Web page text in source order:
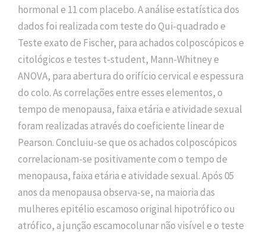
hormonal e 11 com placebo. A análise estatística dos
dados foi realizada com teste do Qui-quadrado e
Teste exato de Fischer, para achados colposcópicos e
citológicos e testes t-student, Mann-Whitney e
ANOVA, para abertura do orifício cervical e espessura
do colo. As correlações entre esses elementos, o
tempo de menopausa, faixa etária e atividade sexual
foram realizadas através do coeficiente linear de
Pearson. Concluiu-se que os achados colposcópicos
correlacionam-se positivamente com o tempo de
menopausa, faixa etária e atividade sexual. Após 05
anos da menopausa observa-se, na maioria das
mulheres epitélio escamoso original hipotrófico ou
atrófico, a junção escamocolunar não visível e o teste